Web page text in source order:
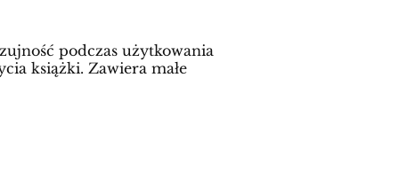
podczas użytkowania
książki. Zawiera małe